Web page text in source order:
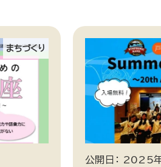
まちづくり
公開日： 2025